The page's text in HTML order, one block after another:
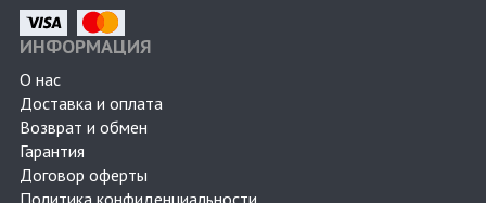
ИНФОРМАЦИЯ
О нас
Доставка и оплата
Возврат и обмен
Гарантия
Договор оферты